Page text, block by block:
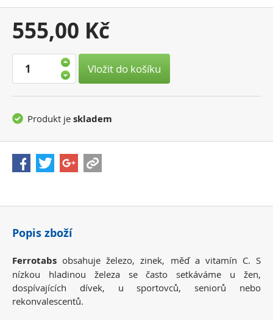
Vaše
cena:
555,00 Kč
Vložit do košíku
Produkt je skladem
Popis zboží
Ferrotabs obsahuje železo, zinek, měď a vitamín C. S
nízkou hladinou železa se často setkáváme u žen,
dospívajících dívek, u sportovců, seniorů nebo
rekonvalescentů.